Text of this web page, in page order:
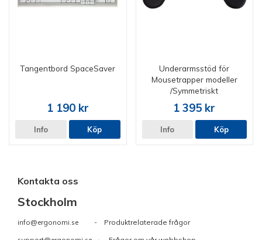
Tangentbord SpaceSaver
1 190 kr
Info Köp
Underarmsstöd för
Mousetrapper modeller
/Symmetriskt
1 395 kr
Info Köp
Kontakta oss
Stockholm
info@ergonomi.se - Produktrelaterade frågor